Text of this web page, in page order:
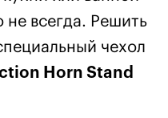
не всегда. Решить
чехол
Horn Stand